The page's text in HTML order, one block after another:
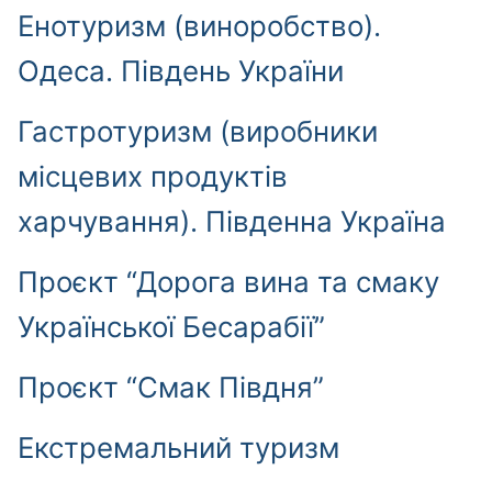
Одеські котики
Фото- та відео галерея Одеси
Площі історичного центру
Пам’ятники. Композиції
Одеські мости-пам’ятки
Знамениті сходи та узвози Одеси
Стріт-Арт. Мурали
Дегустаційні зали
Торговельно-розважальні центри (ТРЦ)
Історія міського транспорту Одеси
Що робити, якщо Ви опинились під завалом
Енотуризм (виноробство).
Одеса. Південь України
Гастротуризм (виробники
місцевих продуктів
харчування). Південна Україна
Проєкт “Дорога вина та смаку
Української Бесарабії”
Проєкт “Смак Півдня”
Екстремальний туризм